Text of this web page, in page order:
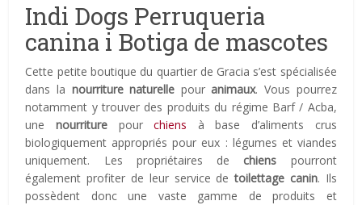
Indi Dogs Perruqueria
canina i Botiga de mascotes
Cette petite boutique du quartier de Gracia s’est spécialisée
dans la nourriture naturelle pour animaux. Vous pourrez
notamment y trouver des produits du régime Barf / Acba,
une nourriturepourchiens à base d’aliments crus
biologiquement appropriés pour eux : légumes et viandes
uniquement. Les propriétaires de chiens pourront
également profiter de leur service detoilettage canin. Ils
possèdent donc une vaste gamme de produits et